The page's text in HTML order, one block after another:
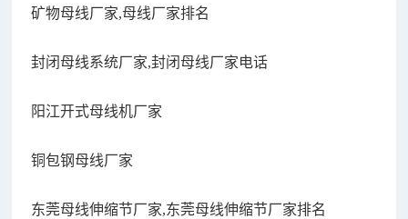
矿物母线厂家,母线厂家排名
封闭母线系统厂家,封闭母线厂家电话
阳江开式母线机厂家
铜包钢母线厂家
东莞母线伸缩节厂家,东莞母线伸缩节厂家排名